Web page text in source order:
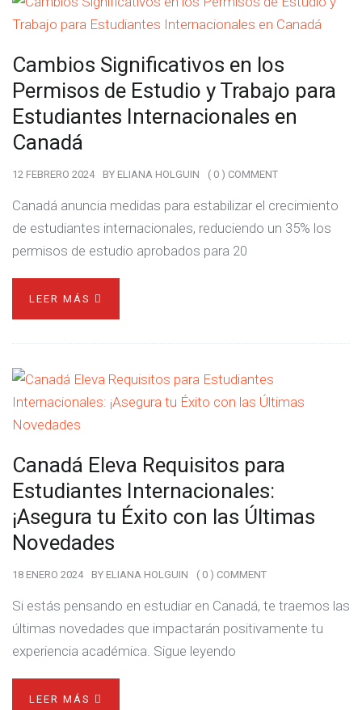
Cambios Significativos en los
Permisos de Estudio y Trabajo para
Estudiantes Internacionales en
Canadá
12 FEBRERO 2024 BY ELIANA HOLGUIN ( 0 ) COMMENT
Canadá anuncia medidas para estabilizar el crecimiento
de estudiantes internacionales, reduciendo un 35% los
permisos de estudio aprobados para 20
LEER MÁS
Canadá Eleva Requisitos para
Estudiantes Internacionales:
¡Asegura tu Éxito con las Últimas
Novedades
18 ENERO 2024 BY ELIANA HOLGUIN ( 0 ) COMMENT
Si estás pensando en estudiar en Canadá, te traemos las
últimas novedades que impactarán positivamente tu
experiencia académica. Sigue leyendo
LEER MÁS